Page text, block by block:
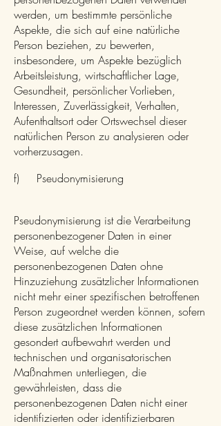
werden, um bestimmte persönliche
Aspekte, die sich auf eine natürliche
Person beziehen, zu bewerten,
insbesondere, um Aspekte bezüglich
Arbeitsleistung, wirtschaftlicher Lage,
Gesundheit, persönlicher Vorlieben,
Interessen, Zuverlässigkeit, Verhalten,
Aufenthaltsort oder Ortswechsel dieser
natürlichen Person zu analysieren oder
vorherzusagen.
f) Pseudonymisierung
Pseudonymisierung ist die Verarbeitung
personenbezogener Daten in einer
Weise, auf welche die
personenbezogenen Daten ohne
Hinzuziehung zusätzlicher Informationen
nicht mehr einer spezifischen betroffenen
Person zugeordnet werden können, sofern
diese zusätzlichen Informationen
gesondert aufbewahrt werden und
technischen und organisatorischen
Maßnahmen unterliegen, die
gewährleisten, dass die
personenbezogenen Daten nicht einer
identifizierten oder identifizierbaren